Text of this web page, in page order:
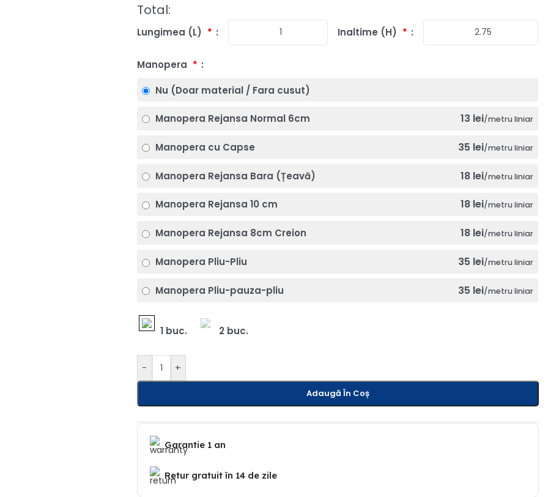
Lungimea (L) * Inaltime (H) *
Manopera *
Nu (Doar material / Fara cusut)
Manopera Rejansa Normal 6cm 13 lei/metru liniar
Manopera cu Capse 35 lei/metru liniar
Manopera Rejansa Bara (Țeavă) 18 lei/metru liniar
Manopera Rejansa 10 cm 18 lei/metru liniar
Manopera Rejansa 8cm Creion 18 lei/metru liniar
Manopera Pliu-Pliu 35 lei/metru liniar
Manopera Pliu-pauza-pliu 35 lei/metru liniar
1 buc. 2 buc.
- +
Adaugă În Coș
Total:
Garantie 1 an
Retur gratuit în 14 de zile